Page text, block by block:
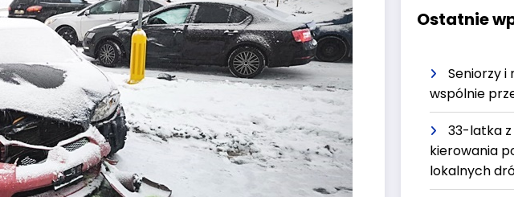
Ostatnie
Seniorzy i
wspólnie
33-latka
kierowania
lokalnych